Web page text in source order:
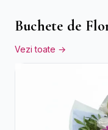
Buchete de
Vezi toate →